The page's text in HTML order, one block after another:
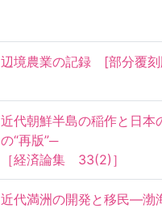
辺境農業の記録　[部分覆
近代朝鮮半島の稲作と日
の“再版”─
［経済論集　33(2)］
近代満洲の開発と移民―渤